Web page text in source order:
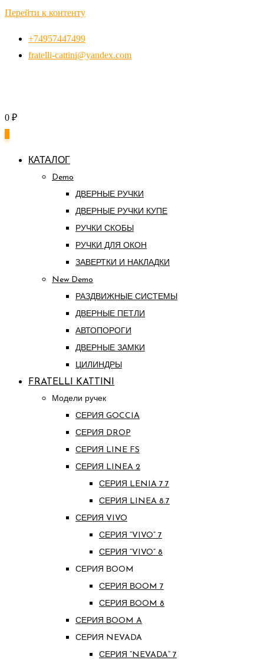
Перейти к контенту
+74957447499
fratelli-cattini@yandex.com
0 ₽
КАТАЛОГ
Demo
ДВЕРНЫЕ РУЧКИ
ДВЕРНЫЕ РУЧКИ КУПЕ
РУЧКИ СКОБЫ
РУЧКИ ДЛЯ ОКОН
ЗАВЕРТКИ И НАКЛАДКИ
New Demo
РАЗДВИЖНЫЕ СИСТЕМЫ
ДВЕРНЫЕ ПЕТЛИ
АВТОПОРОГИ
ДВЕРНЫЕ ЗАМКИ
ЦИЛИНДРЫ
FRATELLI KATTINI
Модели ручек
СЕРИЯ GOCCIA
СЕРИЯ DROP
СЕРИЯ LINE FS
СЕРИЯ LINEA 2
СЕРИЯ LENIA 7.7
СЕРИЯ LINEA 8.7
СЕРИЯ VIVO
СЕРИЯ “VIVO” 7
СЕРИЯ “VIVO” 8
СЕРИЯ ВOOM
СЕРИЯ ВOOM 7
СЕРИЯ ВOOM 8
СЕРИЯ ВOOM A
СЕРИЯ NEVADA
СЕРИЯ “NEVADA” 7